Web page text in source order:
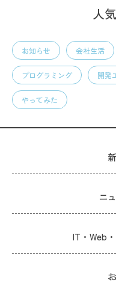
人
お知らせ 会社生活
プログラミング 開発
やってみた
ニ
IT・Web